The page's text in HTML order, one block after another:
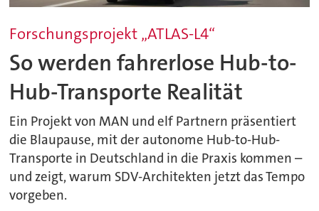
Forschungsprojekt „ATLAS-L4“
So werden fahrerlose Hub-to-
Hub-Transporte Realität
Ein Projekt von MAN und elf Partnern präsentiert
die Blaupause, mit der autonome Hub-to-Hub-
Transporte in Deutschland in die Praxis kommen –
und zeigt, warum SDV-Architekten jetzt das Tempo
vorgeben.